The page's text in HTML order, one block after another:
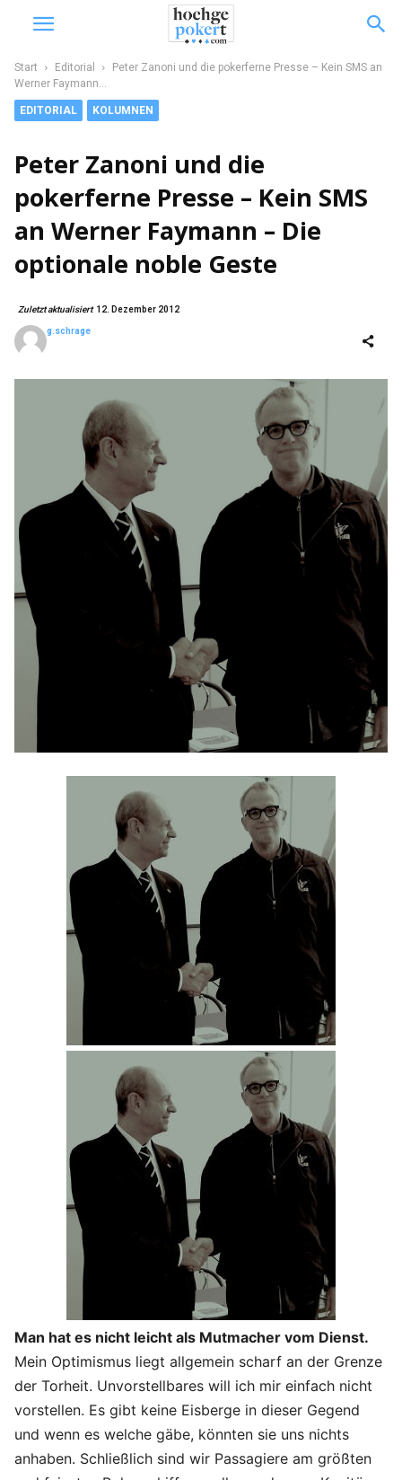
Start Editorial
Peter Zanoni und die pokerferne Presse – Kein SMS an
Werner Faymann...
EDITORIAL KOLUMNEN
Peter Zanoni und die
pokerferne Presse – Kein SMS
an Werner Faymann – Die
optionale noble Geste
Zuletzt aktualisiert 12. Dezember 2012
g.schrage
Man hat es nicht leicht als Mutmacher vom Dienst.
Mein Optimismus liegt allgemein scharf an der Grenze
der Torheit. Unvorstellbares will ich mir einfach nicht
vorstellen. Es gibt keine Eisberge in dieser Gegend
und wenn es welche gäbe, könnten sie uns nichts
anhaben. Schließlich sind wir Passagiere am größten